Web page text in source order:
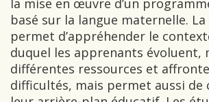
la mise en œuvre d’un
basé sur la langue maternelle.
permet d’appréhender le
duquel les apprenants évoluent,
différentes ressources et
difficultés, mais permet aussi de